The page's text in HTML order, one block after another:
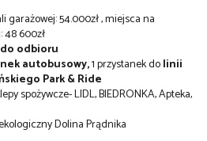
garażowej: 54.000zł , miejsca na
600zł
odbioru
autobusowy,1 przystanek dolinii
Park & Ride
spożywcze- LIDL, BIEDRONKA, Apteka,
Dolina Prądnika